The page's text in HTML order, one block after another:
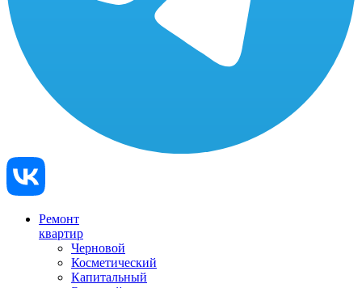
Ремонт
квартир
Черновой
Косметический
Капитальный